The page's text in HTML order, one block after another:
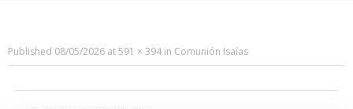
Published 08/05/2026 at591 × 394 in Comunión Isaías